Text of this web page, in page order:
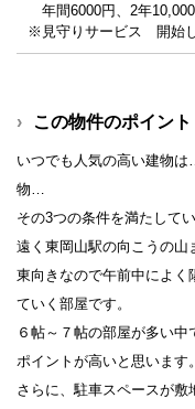
年間6000円、2年
※見守りサービス 開始
この物件のポイント
いつでも人気の高い建物
物…
その3つの条件を満たして
遠く東岡山駅の向こうの山
東向きなので午前中によく
ていく部屋です。
６帖～７帖の部屋が多い
ポイントが高いと思います。
さらに、駐車スペースが